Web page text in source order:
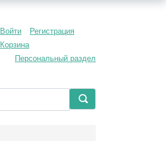
Войти
Регистрация
Корзина
Персональный раздел